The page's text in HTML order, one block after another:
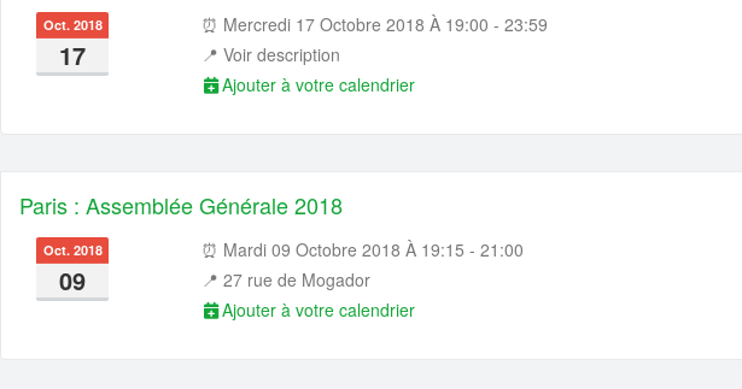
Oct. 2018
17
⏰ Mercredi 17 Octobre 2018 À 19:00 - 23:59
📍 Voir description
Ajouter à votre calendrier
Paris : Assemblée Générale 2018
Oct. 2018
09
⏰ Mardi 09 Octobre 2018 À 19:15 - 21:00
📍 27 rue de Mogador
Ajouter à votre calendrier